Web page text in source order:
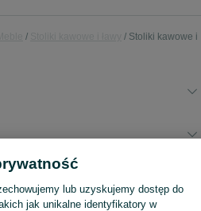
Stoliki kawowe i
lub uzyskujemy dostęp do
jak unikalne identyfikatory w